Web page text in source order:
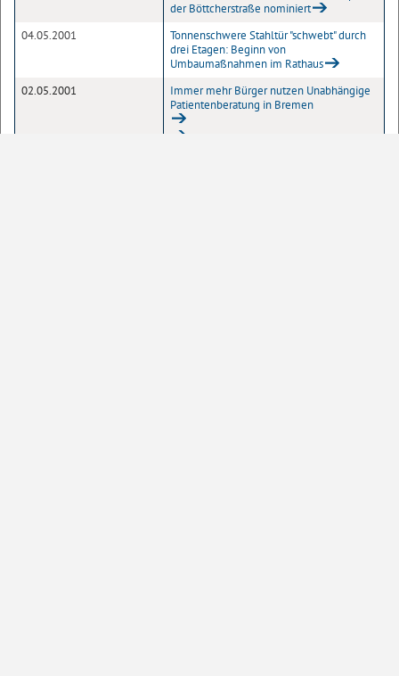
der Böttcherstraße nominiert
04.05.2001
Tonnenschwere Stahltür "schwebt" durch
drei Etagen: Beginn von
Umbaumaßnahmen im Rathaus
02.05.2001
Immer mehr Bürger nutzen Unabhängige
Patientenberatung in Bremen